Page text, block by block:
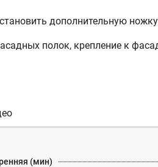
дополнительную
полок, крепление к
(мин)